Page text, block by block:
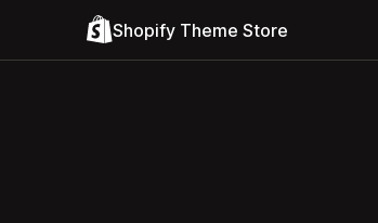
Shopify Theme Store